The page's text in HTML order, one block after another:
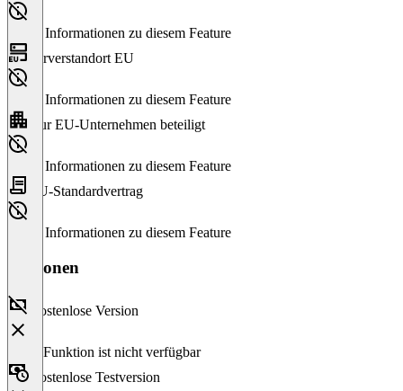
Keine Informationen zu diesem Feature
Serverstandort EU
Keine Informationen zu diesem Feature
Nur EU-Unternehmen beteiligt
Keine Informationen zu diesem Feature
EU-Standardvertrag
Keine Informationen zu diesem Feature
Versionen
Kostenlose Version
Diese Funktion ist nicht verfügbar
Kostenlose Testversion